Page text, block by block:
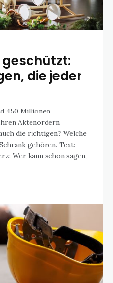
die jeder
450 Millionen
Aktenordern
die richtigen? Welche
gehören. Text: